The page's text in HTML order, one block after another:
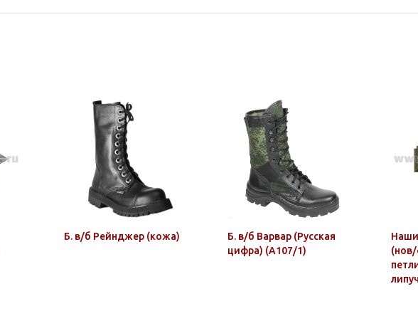
Б. в/б Рейнджер (кожа)
Б. в/б Варвар (Русская
цифра) (А107/1)
(нов/